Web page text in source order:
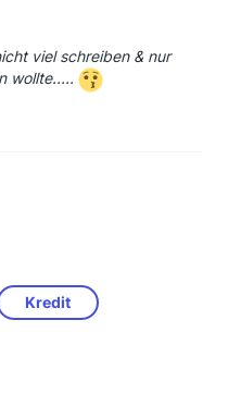
viel schreiben & nur
wollte.....
Kredit